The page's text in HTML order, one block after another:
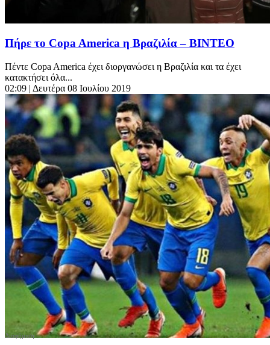
Πήρε το Copa America η Βραζιλία – ΒΙΝΤΕΟ
Πέντε Copa America έχει διοργανώσει η Βραζιλία και τα έχει
κατακτήσει όλα...
02:09 | Δευτέρα 08 Ιουλίου 2019